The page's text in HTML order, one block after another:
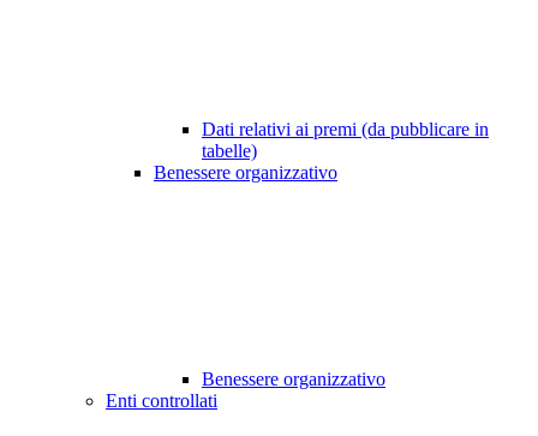
Dati relativi ai premi (da pubblicare in
tabelle)
Benessere organizzativo
Benessere organizzativo
Enti controllati